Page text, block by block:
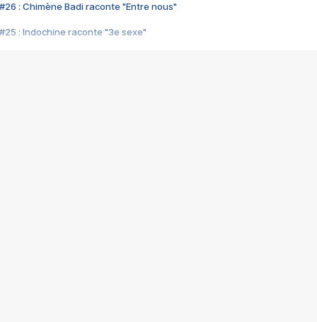
#26 : Chimène Badi raconte "Entre nous"
#25 : Indochine raconte "3e sexe"